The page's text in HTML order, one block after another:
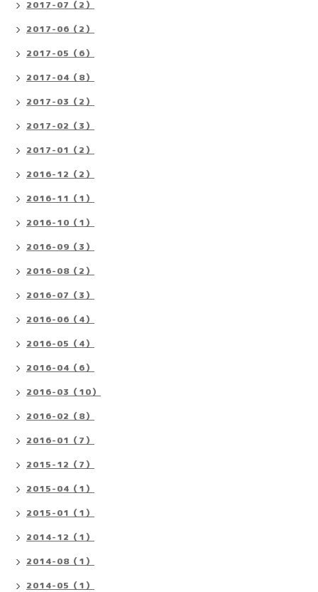
2017-07（2）
2017-06（2）
2017-05（6）
2017-04（8）
2017-03（2）
2017-02（3）
2017-01（2）
2016-12（2）
2016-11（1）
2016-10（1）
2016-09（3）
2016-08（2）
2016-07（3）
2016-06（4）
2016-05（4）
2016-04（6）
2016-03（10）
2016-02（8）
2016-01（7）
2015-12（7）
2015-04（1）
2015-01（1）
2014-12（1）
2014-08（1）
2014-05（1）